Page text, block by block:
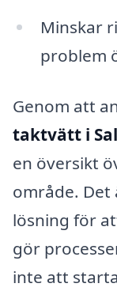
Minskar
problem
Genom att
taktvätt i
en översikt
område. Det
lösning för
gör
inte att